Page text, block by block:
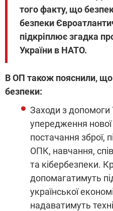
того факту, що
безпеки
підкріплює згадка
України в НАТО.
В ОП також пояснили, що
безпеки:
Заходи з допомоги
упередження нової
постачання зброї,
ОПК, навчання,
та кібербезпеки.
допомагатимуть
української
надаватимуть